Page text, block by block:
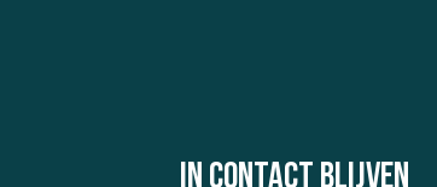
In contact blijven